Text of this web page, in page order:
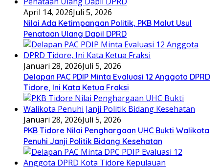
April 14, 2026Juli 5, 2026
Nilai Ada Ketimpangan Politik, PKB Malut Usul
Penataan Ulang Dapil DPRD
Januari 28, 2026Juli 5, 2026
Delapan PAC PDIP Minta Evaluasi 12 Anggota DPRD
Tidore, Ini Kata Ketua Fraksi
Januari 28, 2026Juli 5, 2026
PKB Tidore Nilai Penghargaan UHC Bukti Walikota
Penuhi Janji Politik Bidang Kesehatan